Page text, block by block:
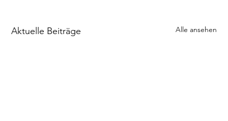
Aktuelle Beiträge Alle ansehen